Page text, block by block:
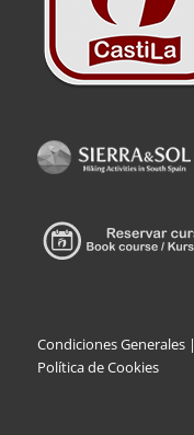
Condiciones Generales|
Política de Cookies